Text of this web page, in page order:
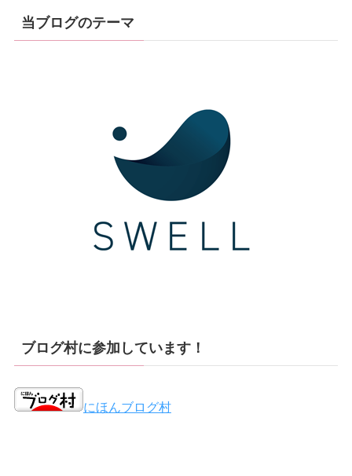
当ブログのテーマ
ブログ村に参加しています！
にほんブログ村